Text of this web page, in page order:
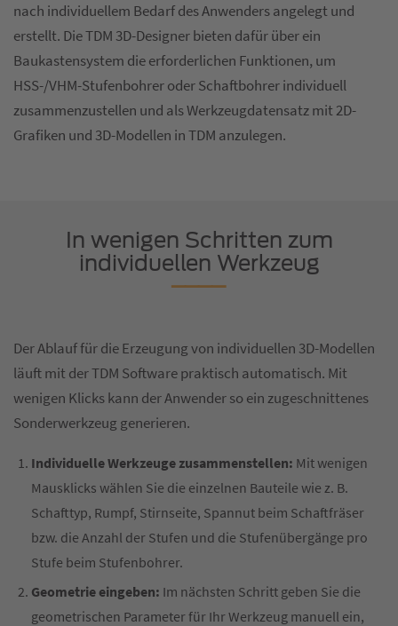
nach individuellem Bedarf des Anwenders angelegt und
erstellt. Die TDM 3D-Designer bieten dafür über ein
Baukastensystem die erforderlichen Funktionen, um
HSS-/VHM-Stufenbohrer oder Schaftbohrer individuell
zusammenzustellen und als Werkzeugdatensatz mit 2D-
Grafiken und 3D-Modellen in TDM anzulegen.
In wenigen Schritten zum
individuellen Werkzeug
Der Ablauf für die Erzeugung von individuellen 3D-Modellen
läuft mit der TDM Software praktisch automatisch. Mit
wenigen Klicks kann der Anwender so ein zugeschnittenes
Sonderwerkzeug generieren.
Individuelle Werkzeuge zusammenstellen: Mit wenigen
Mausklicks wählen Sie die einzelnen Bauteile wie z. B.
Schafttyp, Rumpf, Stirnseite, Spannut beim Schaftfräser
bzw. die Anzahl der Stufen und die Stufenübergänge pro
Stufe beim Stufenbohrer.
Geometrie eingeben: Im nächsten Schritt geben Sie die
geometrischen Parameter für Ihr Werkzeug manuell ein,